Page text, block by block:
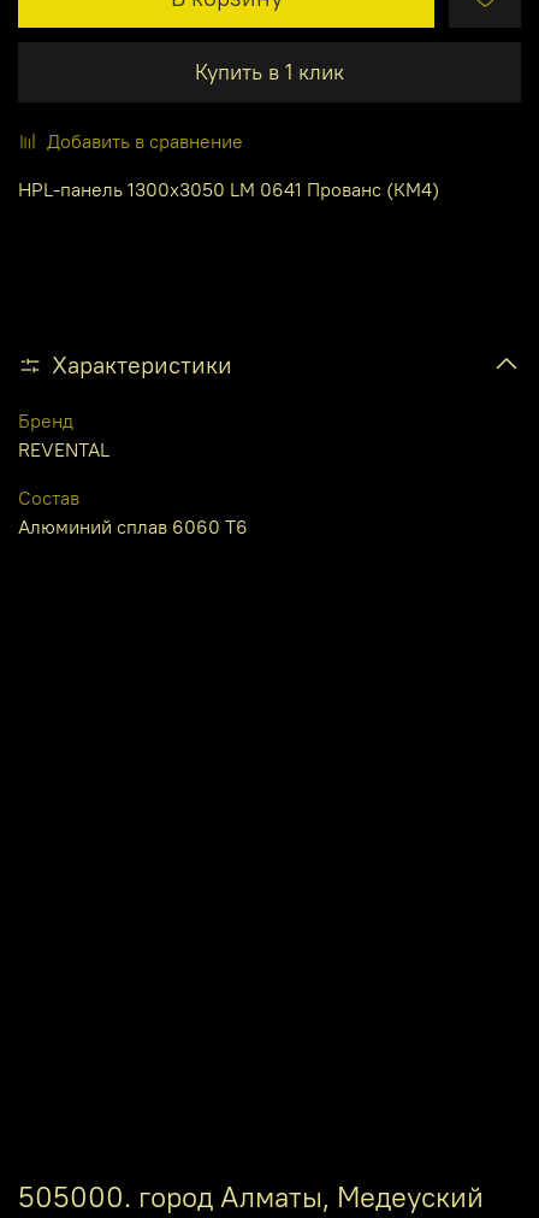
Купить в 1 клик
Добавить в сравнение
HPL-панель 1300х3050 LM 0641 Прованс (КМ4)
Характеристики
Бренд
REVENTAL
Состав
Алюминий сплав 6060 Т6
505000. город Алматы, Медеуский